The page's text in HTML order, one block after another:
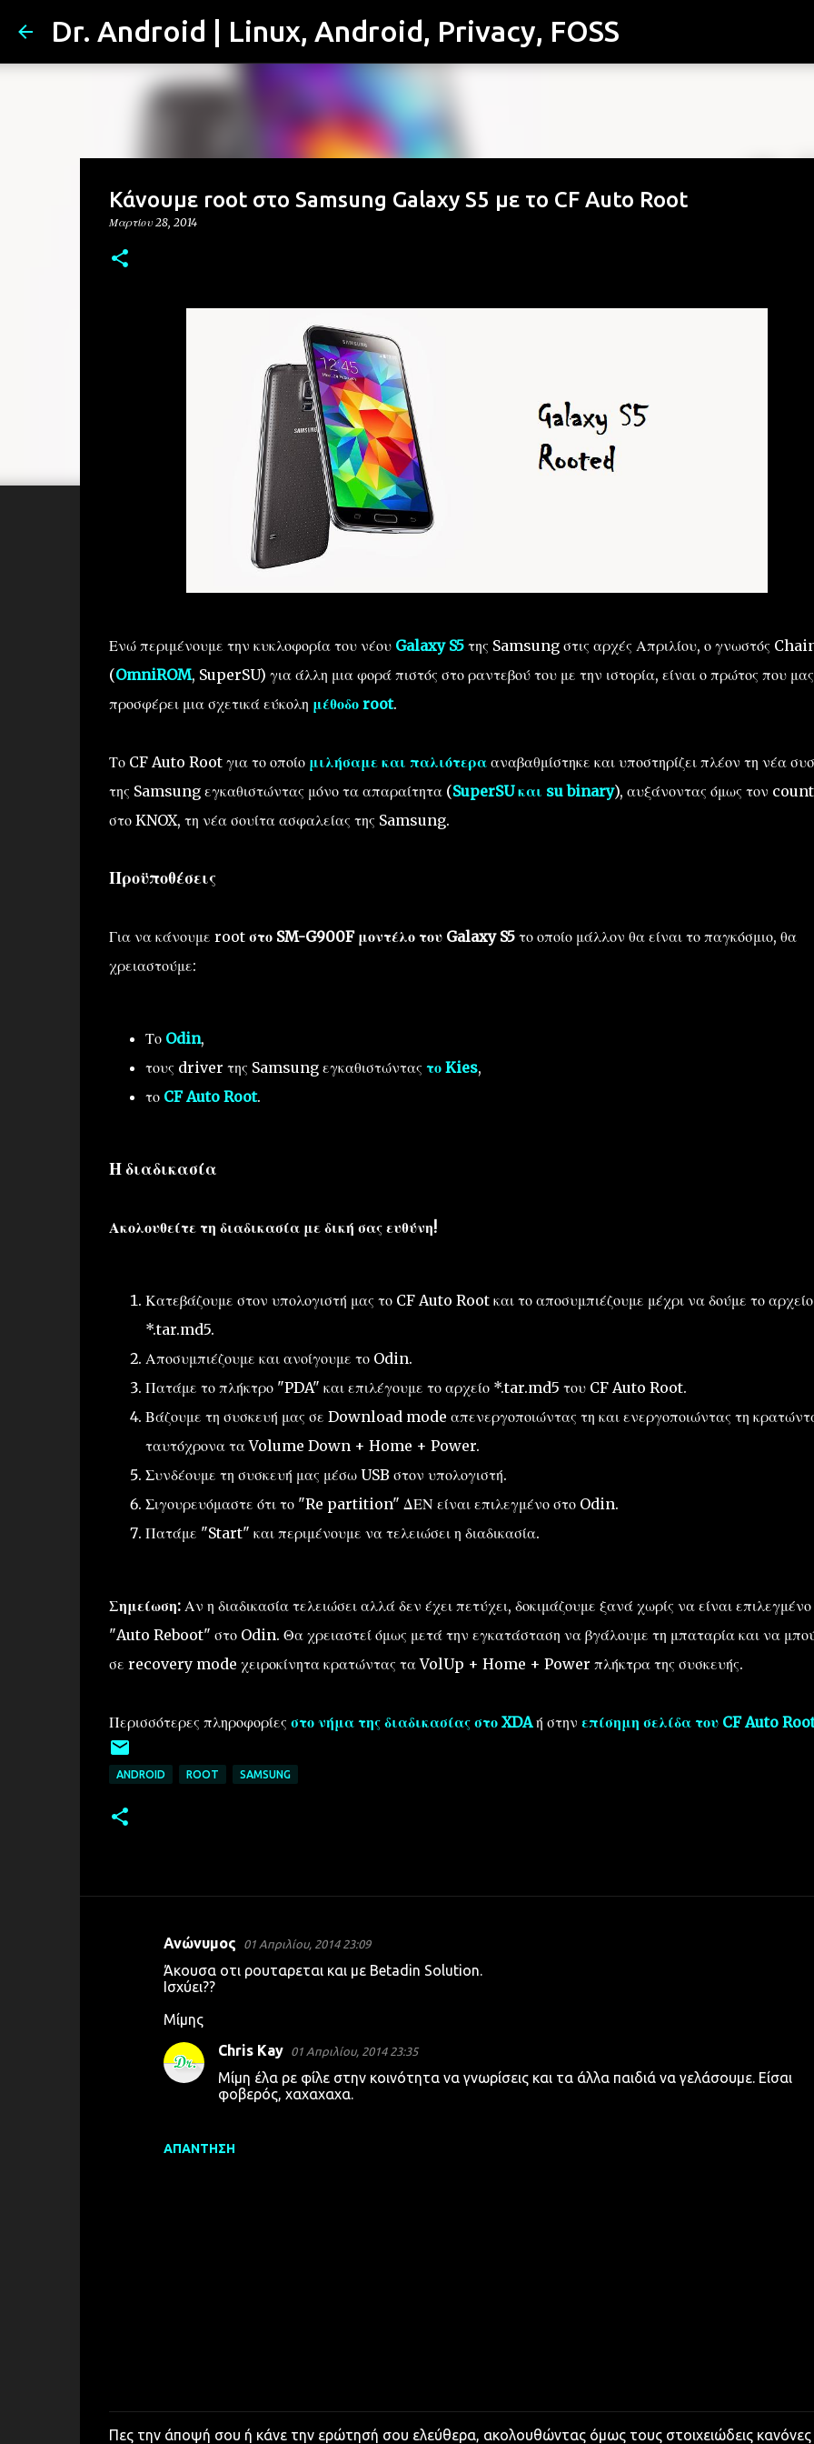
Μετάβαση στο κύριο περιεχόμενο
Dr. Android | Linux, Android, Privacy, FOSS
Κάνουμε root στο Samsung Galaxy S5 με το CF Auto Root
Μαρτίου 28, 2014
Ενώ περιμένουμε την κυκλοφορία του νέου Galaxy S5της Samsung στις αρχές Απριλίου, ο γνωστός
(OmniROM, SuperSU) για άλλη μια φορά πιστός στο ραντεβού του με την ιστορία, είναι ο πρώτος που μας
προσφέρει μια σχετικά εύκολη μέθοδο root.
Το CF Auto Root για το οποίο μιλήσαμε και παλιότερααναβαθμίστηκε και υποστηρίζει πλέον τη νέα
της Samsung εγκαθιστώντας μόνο τα απαραίτητα (SuperSU και su binary), αυξάνοντας όμως τον
στο KNOX, τη νέα σουίτα ασφαλείας της Samsung.
Προϋποθέσεις
Για να κάνουμε root στο SM-G900F μοντέλο του Galaxy S5το οποίο μάλλον θα είναι το παγκόσμιο, θα
χρειαστούμε:
Το Odin,
τους driver της Samsung εγκαθιστώντας το Kies,
το CF Auto Root.
Η διαδικασία
Ακολουθείτε τη διαδικασία με δική σας ευθύνη!
Κατεβάζουμε στον υπολογιστή μας το CF Auto Root και το αποσυμπιέζουμε μέχρι να δούμε το αρχείο
*.tar.md5.
Αποσυμπιέζουμε και ανοίγουμε το Odin.
Πατάμε το πλήκτρο "PDA" και επιλέγουμε το αρχείο *.tar.md5 του CF Auto Root.
Βάζουμε τη συσκευή μας σε Download mode απενεργοποιώντας τη και ενεργοποιώντας τη
ταυτόχρονα τα Volume Down + Home + Power.
Συνδέουμε τη συσκευή μας μέσω USB στον υπολογιστή.
Σιγουρευόμαστε ότι το "Re partition" ΔΕΝ είναι επιλεγμένο στο Odin.
Πατάμε "Start" και περιμένουμε να τελειώσει η διαδικασία.
Σημείωση:Αν η διαδικασία τελειώσει αλλά δεν έχει πετύχει, δοκιμάζουμε ξανά χωρίς να είναι επιλεγμένο
"Auto Reboot" στο Odin. Θα χρειαστεί όμως μετά την εγκατάσταση να βγάλουμε τη μπαταρία και να
σε recovery mode χειροκίνητα κρατώντας τα VolUp + Home + Power πλήκτρα της συσκευής.
Περισσότερες πληροφορίες στο νήμα της διαδικασίας στο XDAή στην επίσημη σελίδα του CF Auto
ANDROID ROOT SAMSUNG
Ανώνυμος 01 Απριλίου, 2014 23:09
Άκουσα οτι ρουταρεται και με Betadin Solution.
Ισχύει??
Μίμης
ΑΠΆΝΤΗΣΗ
Chris Kay 01 Απριλίου, 2014 23:35
Μίμη έλα ρε φίλε στην κοινότητα να γνωρίσεις και τα άλλα παιδιά να γελάσουμε. Είσαι
φοβερός, χαχαχαχα.
Δ
Πες την άποψή σου ή κάνε την ερώτησή σου ελεύθερα, ακολουθώντας όμως τους στοιχειώδεις κανόνες